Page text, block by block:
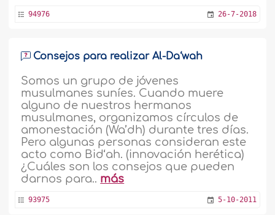
94976 26-7-2018
Consejos para realizar Al-Da‘wah
Somos un grupo de jóvenes
musulmanes suníes. Cuando muere
alguno de nuestros hermanos
musulmanes, organizamos círculos de
amonestación (Wa’dh) durante tres días.
Pero algunas personas consideran este
acto como Bid‘ah. (innovación herética)
¿Cuáles son los consejos que pueden
darnos para.. más
93975 5-10-2011